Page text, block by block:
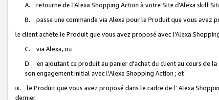
A. retourne de l'Alexa Shopping Action à votre Site d'Alexa skill
B. passe une commande via Alexa pour le Produit que vous avez
le client achète le Produit que vous avez proposé avec l'Alexa
C. via Alexa, ou
D. en ajoutant ce produit au panier d'achat du client au cours de
son engagement initial avec l'Alexa Shopping Action ; et
iii. le Produit que vous avez proposé dans le cadre de l' Alexa
dernier.